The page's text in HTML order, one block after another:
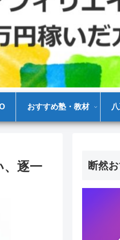
おすすめ塾・教材
、逐一
断然